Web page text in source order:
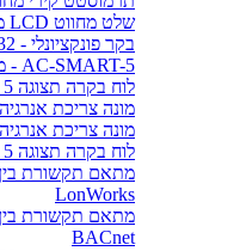
שלט מחווט LCD מסך מגע “ 5
בקר פונקציונלי - 32 לחצנים
AC-SMART-5 - מסך מגע 10.2 אינצ׳
לוח בקרה תצוגה AC MANAGER 5 בתוספת תוכנת ניהול
מונה צריכת אנרגיה - 128 יח'
מונה צריכת אנרגיה - 128 יח'
לוח בקרה תצוגה ACP 5
LonWorks
BACnet